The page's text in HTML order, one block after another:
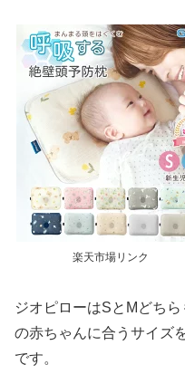
楽天市場リンク
ジオピローはSとMどち
の赤ちゃんに合うサイズ
です。